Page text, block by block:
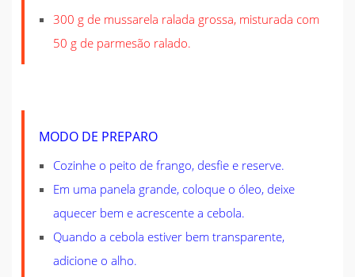
300 g de mussarela ralada grossa, misturada com
50 g de parmesão ralado.
MODO DE PREPARO
Cozinhe o peito de frango, desfie e reserve.
Em uma panela grande, coloque o óleo, deixe
aquecer bem e acrescente a cebola.
Quando a cebola estiver bem transparente,
adicione o alho.